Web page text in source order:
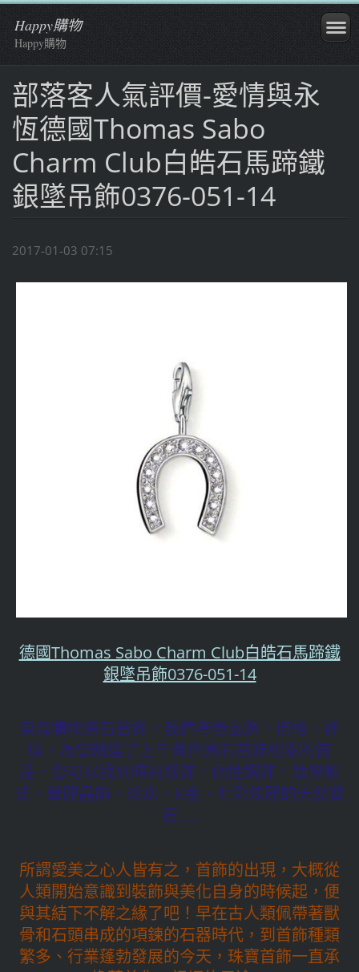
Happy購物
Happy購物
部落客人氣評價-愛情與永
恆德國Thomas Sabo
Charm Club白皓石馬蹄鐵
銀墜吊飾0376-051-14
2017-01-03 07:15
德國Thomas Sabo Charm Club白皓石馬蹄鐵
銀墜吊飾0376-051-14
東森購物寶石首飾，我們考量品牌、價格、評
價，為您精選了上千萬件寶石首飾相關的商
品。您可以找到時尚銀飾、個性鋼飾、鈦鍺款
式、華麗晶飾、珍珠、K金、七彩炫麗的天然寶
石.....
所謂愛美之心人皆有之，首飾的出現，大概從
人類開始意識到裝飾與美化自身的時候起，便
與其結下不解之緣了吧！早在古人類佩帶著獸
骨和石頭串成的項鍊的石器時代，到首飾種類
繁多、行業蓬勃發展的今天，珠寶首飾一直承